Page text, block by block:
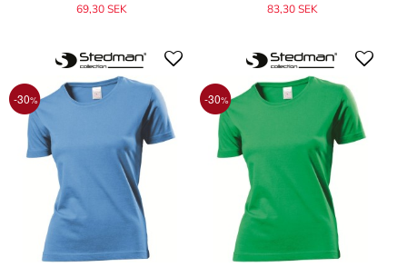
69,30 SEK
83,30 SEK
-30% -30%